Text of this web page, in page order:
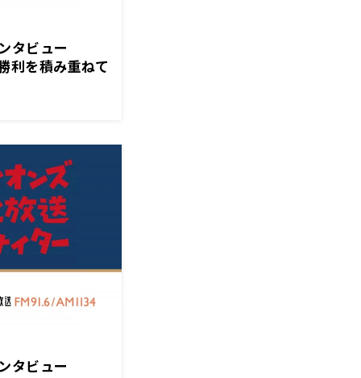
タビュー
利を積み重ねて
ない」
タビュー